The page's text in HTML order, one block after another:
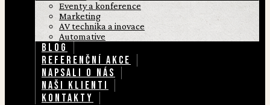
Eventy a konference
Marketing
AV technika a inovace
Automative
BLOG
REFERENČNÍ AKCE
NAPSALI O NÁS
NAŠI KLIENTI
KONTAKTY